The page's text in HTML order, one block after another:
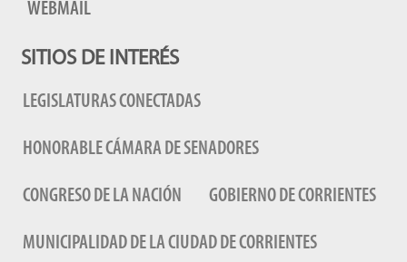
WEBMAIL
SITIOS DE INTERÉS
LEGISLATURAS CONECTADAS
HONORABLE CÁMARA DE SENADORES
CONGRESO DE LA NACIÓN GOBIERNO DE CORRIENTES
MUNICIPALIDAD DE LA CIUDAD DE CORRIENTES